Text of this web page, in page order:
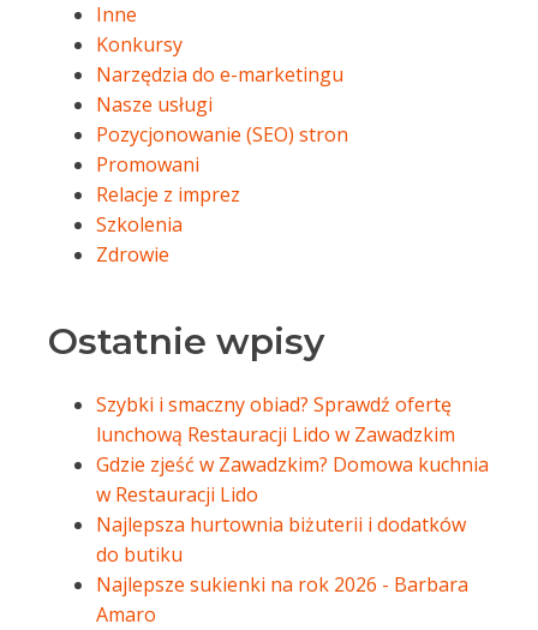
Inne
Konkursy
Narzędzia do e-marketingu
Nasze usługi
Pozycjonowanie (SEO) stron
Promowani
Relacje z imprez
Szkolenia
Zdrowie
Ostatnie wpisy
Szybki i smaczny obiad? Sprawdź ofertę
lunchową Restauracji Lido w Zawadzkim
Gdzie zjeść w Zawadzkim? Domowa kuchnia
w Restauracji Lido
Najlepsza hurtownia biżuterii i dodatków
do butiku
Najlepsze sukienki na rok 2026 - Barbara
Amaro